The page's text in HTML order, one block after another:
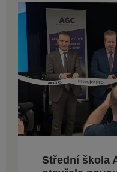
Střední škola